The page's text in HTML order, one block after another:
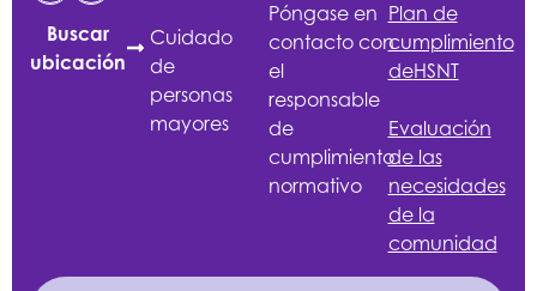
Buscar
ubicación
Cuidado
de
personas
mayores
Póngase en
contacto con
el
responsable
de
cumplimiento
normativo
Plan de
cumplimiento
deHSNT
Evaluación
de las
necesidades
de la
comunidad